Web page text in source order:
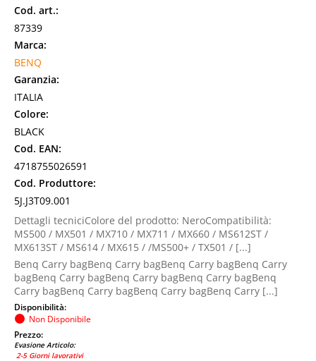
Cod. art.:
87339
Marca:
BENQ
Garanzia:
ITALIA
Colore:
BLACK
Cod. EAN:
4718755026591
Cod. Produttore:
5J.J3T09.001
Dettagli tecniciColore del prodotto: NeroCompatibilità:
MS500 / MX501 / MX710 / MX711 / MX660 / MS612ST /
MX613ST / MS614 / MX615 / /MS500+ / TX501 / [...]
Benq Carry bagBenq Carry bagBenq Carry bagBenq Carry
bagBenq Carry bagBenq Carry bagBenq Carry bagBenq
Carry bagBenq Carry bagBenq Carry bagBenq Carry [...]
Disponibilità:
Non Disponibile
Prezzo:
Evasione Articolo:
2-5 Giorni lavorativi